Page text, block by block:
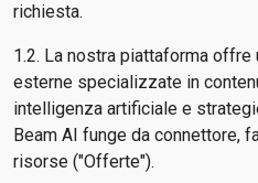
richiesta.
1.2. La nostra piattaforma
esterne specializzate in
intelligenza artificiale e
Beam AI funge da connettore,
risorse ("Offerte").